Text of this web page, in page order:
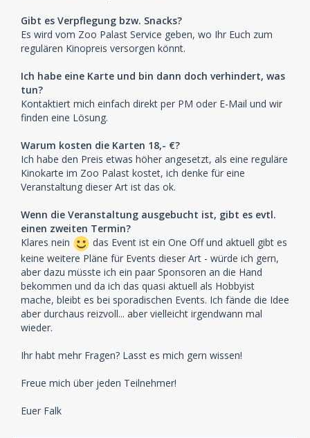
Gibt es Verpflegung bzw. Snacks?
Es wird vom Zoo Palast Service geben, wo Ihr Euch zum
regulären Kinopreis versorgen könnt.
Ich habe eine Karte und bin dann doch verhindert, was
tun?
Kontaktiert mich einfach direkt per PM oder E-Mail und wir
finden eine Lösung.
Warum kosten die Karten 18,- €?
Ich habe den Preis etwas höher angesetzt, als eine reguläre
Kinokarte im Zoo Palast kostet, ich denke für eine
Veranstaltung dieser Art ist das ok.
Wenn die Veranstaltung ausgebucht ist, gibt es evtl.
einen zweiten Termin?
Klares nein
das Event ist ein One Off und aktuell gibt es
keine weitere Pläne für Events dieser Art - würde ich gern,
aber dazu müsste ich ein paar Sponsoren an die Hand
bekommen und da ich das quasi aktuell als Hobbyist
mache, bleibt es bei sporadischen Events. Ich fände die Idee
aber durchaus reizvoll... aber vielleicht irgendwann mal
wieder.
Ihr habt mehr Fragen? Lasst es mich gern wissen!
Freue mich über jeden Teilnehmer!
Euer Falk